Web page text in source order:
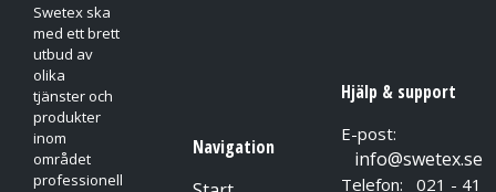
Swetex ska
med ett brett
utbud av
olika
tjänster och
produkter
inom
området
professionell
Navigation
Hjälp & support
E-post:
info@swetex.se
Telefon: 021 - 41